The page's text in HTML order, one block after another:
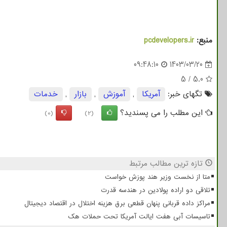
منبع:pcdevelopers.ir
1403/03/20
09:48:10
5.0
/
5
تگهای خبر:
آمریكا , آموزش , بازار ,
خدمات
این مطلب را می پسندید؟
(2)
(0)
تازه ترین مطالب مرتبط
متا از نخست وزیر هند پوزش خواست
تلاقی دو اراده پولادین در هندسه قدرت
مراکز داده قربانی پنهان قطعی برق هزینه اختلال در اقتصاد دیجیتال
تاسیسات آبی هفت ایالت آمریکا تحت حملات هک